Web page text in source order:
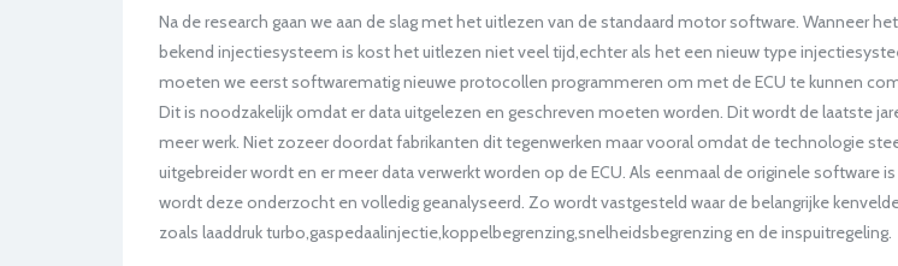
Na de research gaan we aan de slag met het uitlezen van de standaard motor software. Wanneer
bekend injectiesysteem is kost het uitlezen niet veel tijd,echter als het een nieuw type
moeten we eerst softwarematig nieuwe protocollen programmeren om met de ECU te kunnen
Dit is noodzakelijk omdat er data uitgelezen en geschreven moeten worden. Dit wordt de laatste
meer werk. Niet zozeer doordat fabrikanten dit tegenwerken maar vooral omdat de technologie
uitgebreider wordt en er meer data verwerkt worden op de ECU. Als eenmaal de originele software
wordt deze onderzocht en volledig geanalyseerd. Zo wordt vastgesteld waar de belangrijke
zoals laaddruk turbo,gaspedaalinjectie,koppelbegrenzing,snelheidsbegrenzing en de inspuitregeling.